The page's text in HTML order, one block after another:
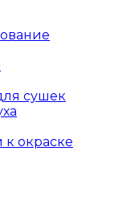
сушек
к окраске